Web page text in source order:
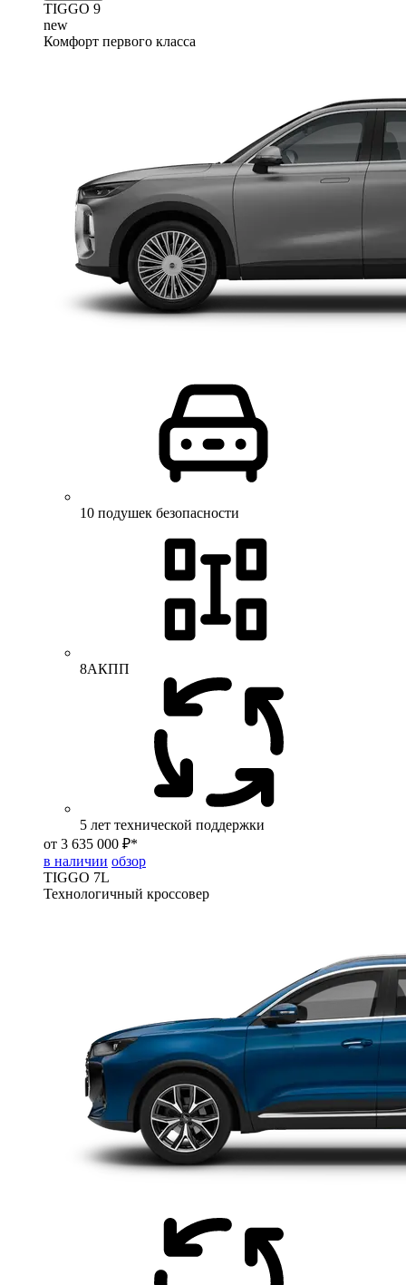
TIGGO 9
new
Комфорт первого класса
10 подушек безопасности
8АКПП
5 лет технической поддержки
от 3 635 000 ₽*
в наличии обзор
TIGGO 7L
Технологичный кроссовер